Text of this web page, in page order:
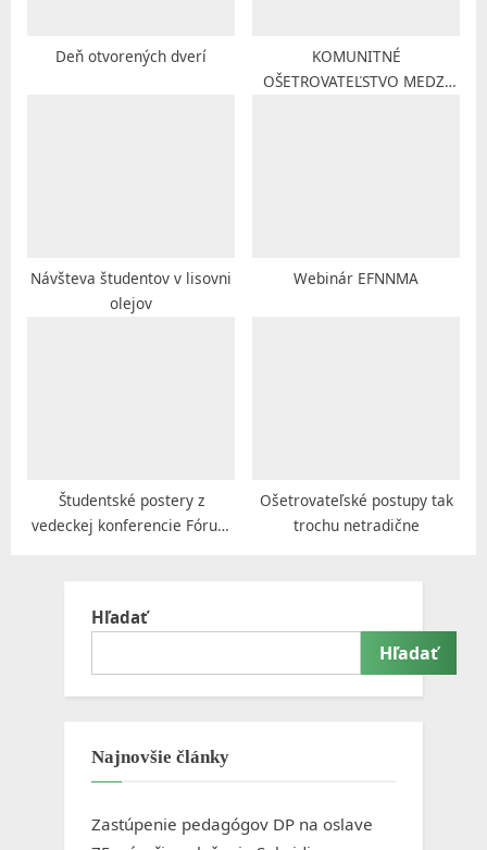
Deň otvorených dverí
KOMUNITNÉ
OŠETROVATEĽSTVO MEDZI
Návšteva študentov v lisovni
olejov
Webinár EFNNMA
Študentské postery z
vedeckej konferencie Fórum
Ošetrovateľské postupy tak
trochu netradične
Hľadať
Hľadať
Najnovšie články
Zastúpenie pedagógov DP na oslave